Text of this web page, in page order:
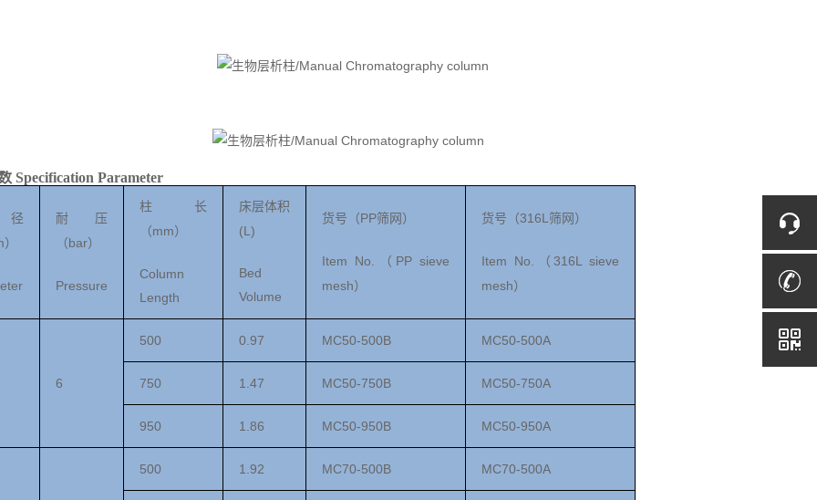
Specification Parameter
）
耐压
（bar）
Pressure
柱长
（mm）
Column
Length
床层体积
(L)
Bed
Volume
货号（PP筛 网 ）
Item No. （ PP sieve
mesh）
货号（316L 筛网 ）
Item No. （316L sieve
mesh）
6
500 0.97 MC50-500B MC50-500A
750 1.47 MC50-750B MC50-750A
950 1.86 MC50-950B MC50-950A
500 1.92 MC70-500B MC70-500A